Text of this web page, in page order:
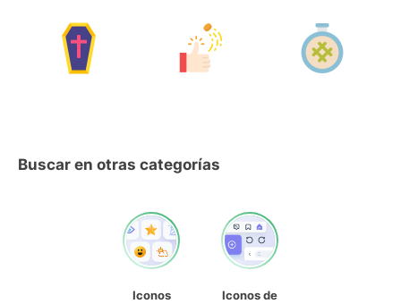
Buscar en otras categorías
Iconos
Iconos de